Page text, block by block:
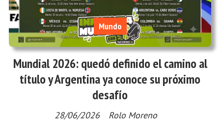
Mundial 2026: quedó definido el camino al
título y Argentina ya conoce su próximo
desafío
Rolo Moreno
Mundo
28/06/2026